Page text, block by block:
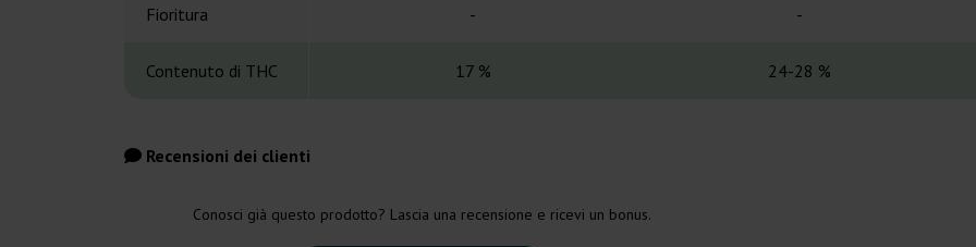
Fioritura - -
Contenuto di THC 17 % 24-28 %
Recensioni dei clienti
Conosci già questo prodotto? Lascia una recensione e ricevi un bonus.